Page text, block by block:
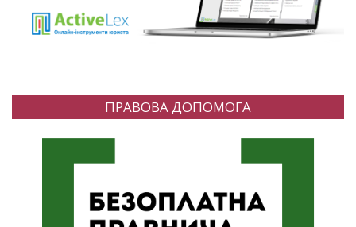
ПРАВОВА ДОПОМОГА